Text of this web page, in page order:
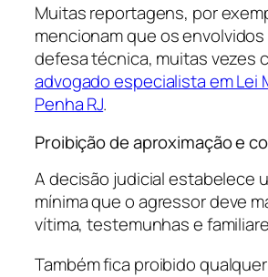
Muitas reportagens, por
mencionam que os
defesa técnica, muitas vezes
advogado especialista em Lei
Penha RJ.
Proibição de aproximação e
A decisão judicial estabelece
mínima que o agressor deve
vítima, testemunhas e
Também fica proibido